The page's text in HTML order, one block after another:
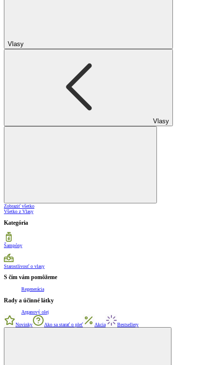
Vlasy
Vlasy
Zobraziť všetko
Všetko z Vlasy
Kategória
Šampóny
Starostlivosť o vlasy
S čím vám pomôžeme
Regenerácia
Rady a účinné látky
Arganový olej
Novinky Ako sa starať o pleť Akcia Bestsellery